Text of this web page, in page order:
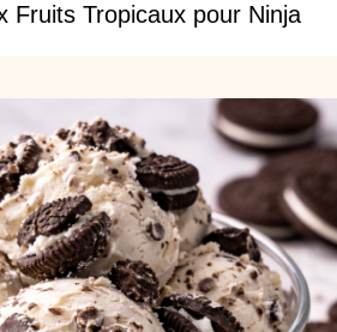
Fruits Tropicaux pour Ninja